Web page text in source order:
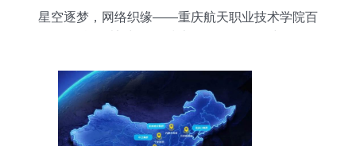
星空逐梦，网络织缘——重庆航天职业技术学院百